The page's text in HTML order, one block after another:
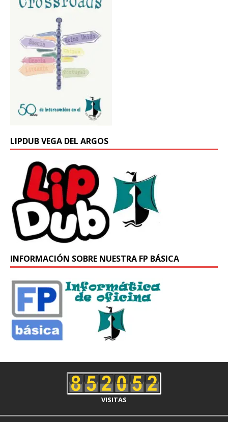
LIPDUB VEGA DEL ARGOS
INFORMACIÓN SOBRE NUESTRA FP BÁSICA
VISITAS